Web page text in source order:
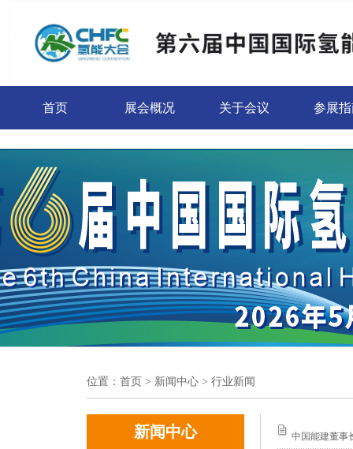
首页 展会概况 关于会议 参展
位置： 首页 > 新闻中心 > 行业新闻
新闻中心 中国能建董事